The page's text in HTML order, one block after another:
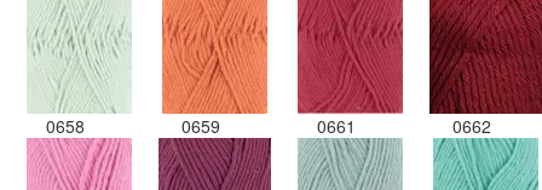
0658 0659 0661 0662